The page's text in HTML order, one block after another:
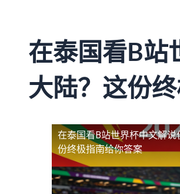
在泰国看B站
大陆？这份
在泰国看B站世界杯中文解说
份终极指南给你答案